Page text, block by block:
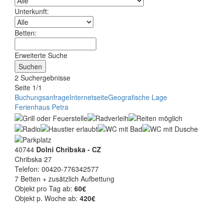
Unterkunft:
Betten:
Erweiterte Suche
2 Suchergebnisse
Seite 1/1
BuchungsanfrageInternetseiteGeografische Lage
Ferienhaus Petra
40744 Dolni Chribska - CZ
Chribska 27
Telefon: 00420-776342577
7 Betten + zusätzlich Aufbettung
Objekt pro Tag ab: 60€
Objekt p. Woche ab: 420€